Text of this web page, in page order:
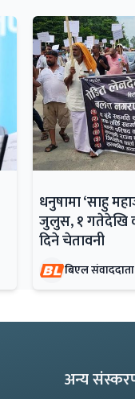
धनुषामा ‘साहु
जुलुस, १ गतेदेखि
दिने चेतावनी
बिएल संवाददाता
अन्य